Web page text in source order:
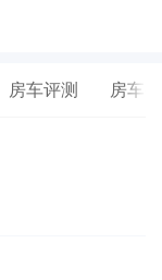
房车评测 房车